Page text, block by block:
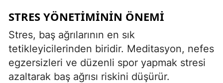
STRES YÖNETIMININ ÖNEMI
Stres, baş ağrılarının en sık
tetikleyicilerinden biridir. Meditasyon, nefes
egzersizleri ve düzenli spor yapmak stresi
azaltarak baş ağrısı riskini düşürür.